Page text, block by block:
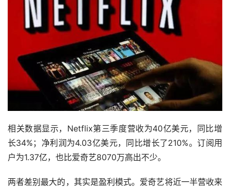
相关数据显示，Netflix第三季度营收为40亿美元，同比增
长34%；净利润为4.03亿美元，同比增长了210%。订阅用
户为1.37亿，也比爱奇艺8070万高出不少。
两者差别最大的，其实是盈利模式。爱奇艺将近一半营收来